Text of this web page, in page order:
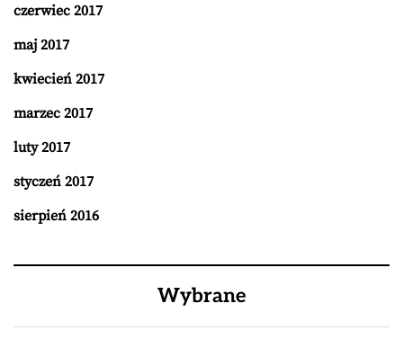
czerwiec 2017
maj 2017
kwiecień 2017
marzec 2017
luty 2017
styczeń 2017
sierpień 2016
Wybrane